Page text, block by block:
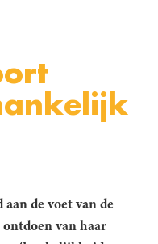
de voet van de
van haar